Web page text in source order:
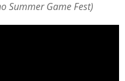
Summer Game Fest)